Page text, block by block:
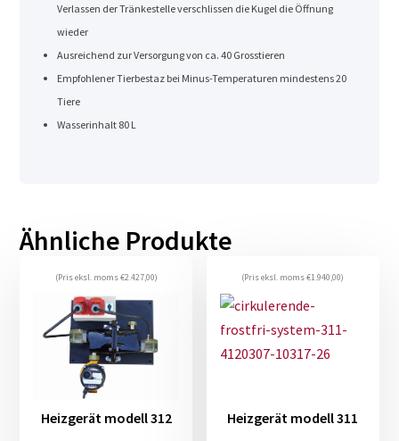
Verlassen der Tränkestelle verschlissen die Kugel die Öffnung
wieder
Ausreichend zur Versorgung von ca. 40 Grosstieren
Empfohlener Tierbestaz bei Minus-Temperaturen mindestens 20
Tiere
Wasserinhalt 80 L
Ähnliche Produkte
(Pris eksl. moms€2.427,00)
Heizgerät modell 312
(Pris eksl. moms€1.940,00)
Heizgerät modell 311